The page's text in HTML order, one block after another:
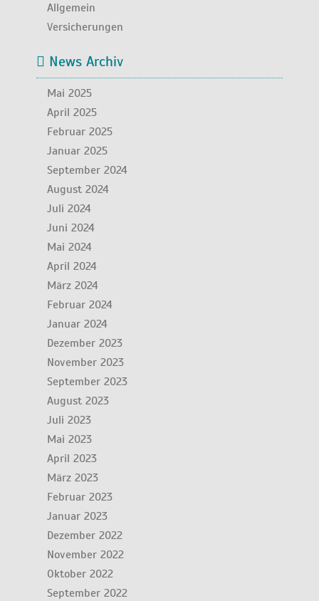
Allgemein
Versicherungen
News Archiv
Mai 2025
April 2025
Februar 2025
Januar 2025
September 2024
August 2024
Juli 2024
Juni 2024
Mai 2024
April 2024
März 2024
Februar 2024
Januar 2024
Dezember 2023
November 2023
September 2023
August 2023
Juli 2023
Mai 2023
April 2023
März 2023
Februar 2023
Januar 2023
Dezember 2022
November 2022
Oktober 2022
September 2022